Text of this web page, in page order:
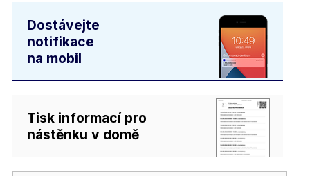
Dostávejte
notifikace
na mobil
Tisk informací pro
nástěnku v domě